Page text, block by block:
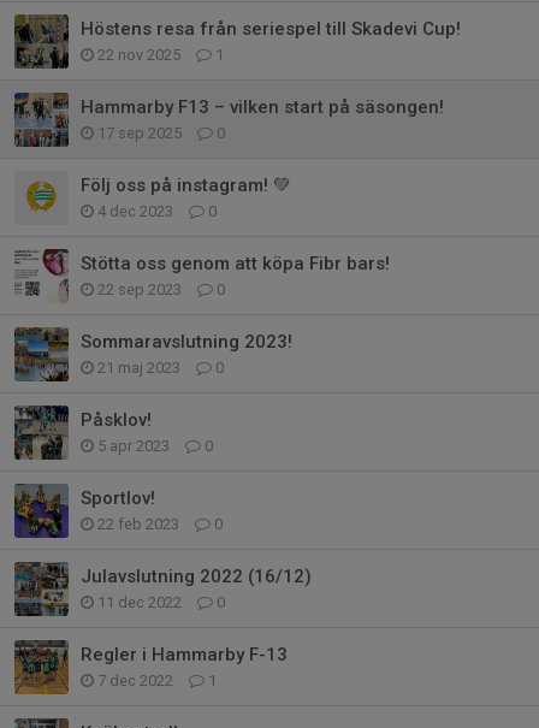
Höstens resa från seriespel till Skadevi Cup!
22 nov 2025 1
Hammarby F13 – vilken start på säsongen!
17 sep 2025 0
Följ oss på instagram! 💚
4 dec 2023 0
Stötta oss genom att köpa Fibr bars!
22 sep 2023 0
Sommaravslutning 2023!
21 maj 2023 0
Påsklov!
5 apr 2023 0
Sportlov!
22 feb 2023 0
Julavslutning 2022 (16/12)
11 dec 2022 0
Regler i Hammarby F-13
7 dec 2022 1